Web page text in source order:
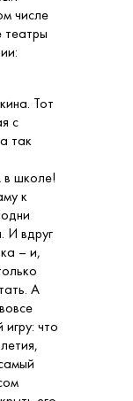
числе
Тот
с
так
в школе!
к
И вдруг
– и,
А
что